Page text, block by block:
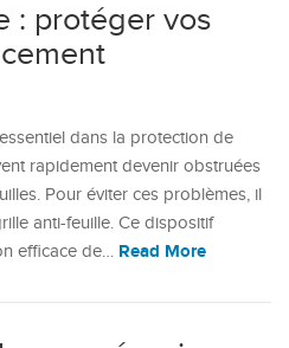
: protéger vos
dans la protection de
rapidement devenir obstruées
Pour éviter ces problèmes, il
anti-feuille. Ce dispositif
efficace de… Read More